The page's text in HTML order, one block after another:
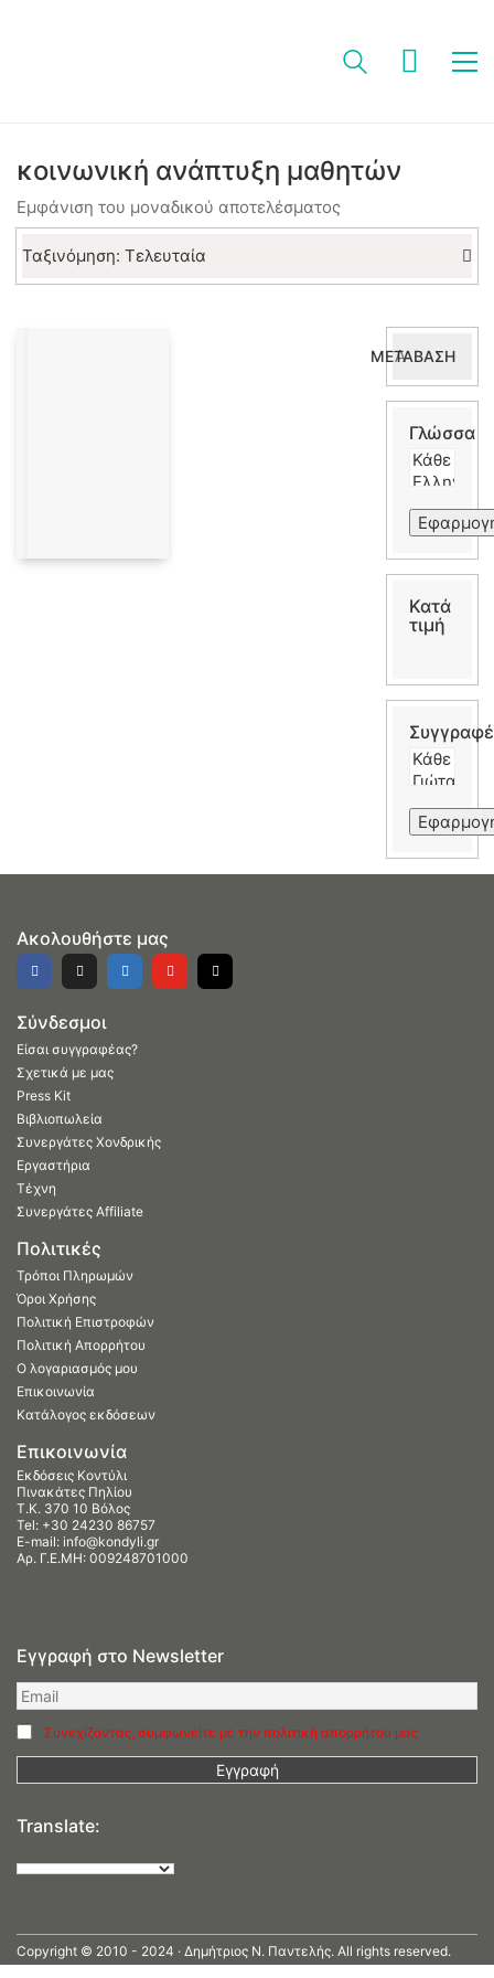
κοινωνική ανάπτυξη μαθητών
Εμφάνιση του μοναδικού αποτελέσματος
Ταξινόμηση: Τελευταία
για:
ΜΕΤΆΒΑΣΗ
Γλώσσα
Κατά
τιμή
Ακολουθήστε μας
Σύνδεσμοι
Είσαι συγγραφέας?
Σχετικά με μας
Press Kit
Βιβλιοπωλεία
Συνεργάτες Χονδρικής
Εργαστήρια
Τέχνη
Συνεργάτες Affiliate
Πολιτικές
Τρόποι Πληρωμών
Όροι Χρήσης
Πολιτική Επιστροφών
Πολιτική Απορρήτου
Ο λογαριασμός μου
Επικοινωνία
Κατάλογος εκδόσεων
Επικοινωνία
Εκδόσεις Κοντύλι
Πινακάτες Πηλίου
Τ.Κ. 370 10 Βόλος
Tel: +30 24230 86757
E-mail: info@kondyli.gr
Αρ. Γ.Ε.ΜΗ: 009248701000
Εγγραφή στο Newsletter
Συνεχίζοντας, συμφωνείτε με την πολιτική απορρήτου μας
Translate:
Copyright © 2010 - 2024 · Δημήτριος N. Παντελής. All rights reserved.